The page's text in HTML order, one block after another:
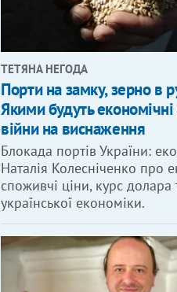
ТЕТЯНА НЕГОДА
Порти на замку, зерно в
Якими будуть економічні
війни на виснаження
Блокада портів України:
Наталія Колесніченко про
споживчі ціни, курс
української економіки.